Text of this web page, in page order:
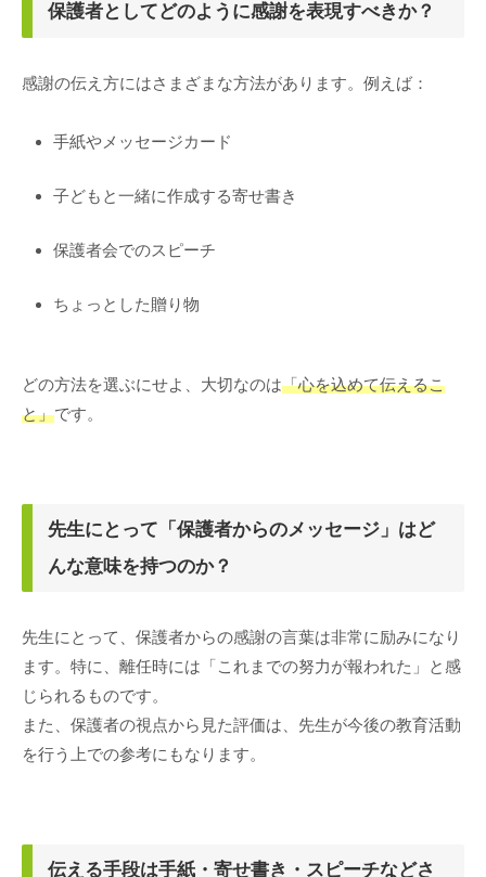
保護者としてどのように感謝を表現すべきか？
感謝の伝え方にはさまざまな方法があります。例えば：
手紙やメッセージカード
子どもと一緒に作成する寄せ書き
保護者会でのスピーチ
ちょっとした贈り物
どの方法を選ぶにせよ、大切なのは「心を込めて伝えるこ
と」です。
先生にとって「保護者からのメッセージ」はど
んな意味を持つのか？
先生にとって、保護者からの感謝の言葉は非常に励みになり
ます。特に、離任時には「これまでの努力が報われた」と感
じられるものです。
また、保護者の視点から見た評価は、先生が今後の教育活動
を行う上での参考にもなります。
伝える手段は手紙・寄せ書き・スピーチなどさ